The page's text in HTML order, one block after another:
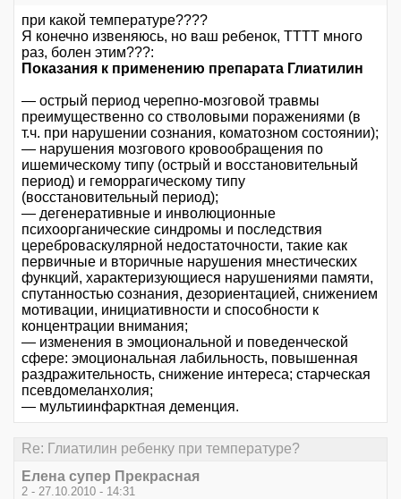
при какой температуре????
Я конечно извеняюсь, но ваш ребенок, ТТТТ много
раз, болен этим???:
Показания к применению препарата Глиатилин
— острый период черепно-мозговой травмы
преимущественно со стволовыми поражениями (в
т.ч. при нарушении сознания, коматозном состоянии);
— нарушения мозгового кровообращения по
ишемическому типу (острый и восстановительный
период) и геморрагическому типу
(восстановительный период);
— дегенеративные и инволюционные
психоорганические синдромы и последствия
цереброваскулярной недостаточности, такие как
первичные и вторичные нарушения мнестических
функций, характеризующиеся нарушениями памяти,
спутанностью сознания, дезориентацией, снижением
мотивации, инициативности и способности к
концентрации внимания;
— изменения в эмоциональной и поведенческой
сфере: эмоциональная лабильность, повышенная
раздражительность, снижение интереса; старческая
псевдомеланхолия;
— мультиинфарктная деменция.
Re: Глиатилин ребенку при температуре?
Елена супер Прекрасная
2 - 27.10.2010 - 14:31